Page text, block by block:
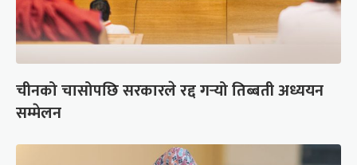
चीनको चासोपछि सरकारले रद्द गर्‍यो तिब्बती अध्ययन
सम्मेलन